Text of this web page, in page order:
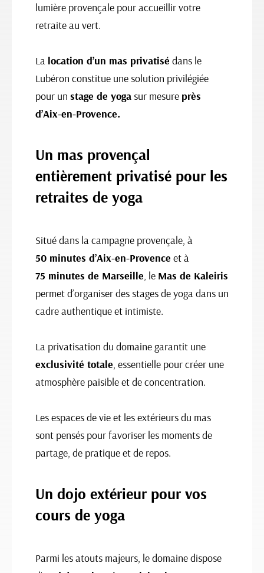
lumière provençale pour accueillir votre
retraite au vert.
La location d’un mas privatisé dans le
Lubéron constitue une solution privilégiée
pour un stage de yogasur mesure près
d’Aix-en-Provence.
Un mas provençal
entièrement privatisé pour les
retraites de yoga
Situé dans la campagne provençale, à
50 minutes d’Aix-en-Provence et à
75 minutes de Marseille, le Mas de Kaleiris
permet d’organiser des stages de yoga dans un
cadre authentique et intimiste.
La privatisation du domaine garantit une
exclusivité totale, essentielle pour créer une
atmosphère paisible et de concentration.
Les espaces de vie et les extérieurs du mas
sont pensés pour favoriser les moments de
partage, de pratique et de repos.
Un dojo extérieur pour vos
cours de yoga
Parmi les atouts majeurs, le domaine dispose